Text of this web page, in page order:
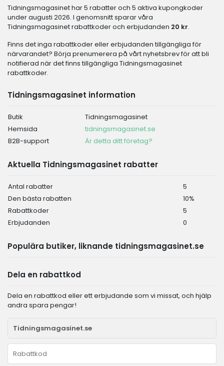
Tidningsmagasinet har 5 rabatter och 5 aktiva kupongkoder
under augusti 2026. I genomsnitt sparar våra
Tidningsmagasinet rabattkoder och erbjudanden 20 kr.
Finns det inga rabattkoder eller erbjudanden tillgängliga för
närvarandet? Börja prenumerera på vårt nyhetsbrev för att bli
notifierad när det finns tillgängliga Tidningsmagasinet
rabattkoder.
Tidningsmagasinet information
Butik
Tidningsmagasinet
Hemsida
tidningsmagasinet.se
B2B-support
Är detta ditt företag?
Aktuella Tidningsmagasinet rabatter
Antal rabatter
5
Den bästa rabatten
10%
Rabattkoder
5
Erbjudanden
0
Populära butiker, liknande tidningsmagasinet.se
Dela en rabattkod
Dela en rabattkod eller ett erbjudande som vi missat, och hjälp
andra spara pengar!